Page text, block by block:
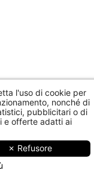
l'uso di cookie per
nonché di
pubblicitari o di
e offerte adatti ai
✗ Refusore